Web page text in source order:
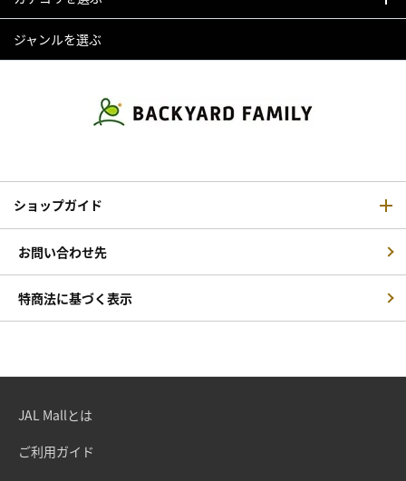
ジャンルを選ぶ
ショップガイド
お問い合わせ先
特商法に基づく表示
JAL Mallとは
ご利用ガイド